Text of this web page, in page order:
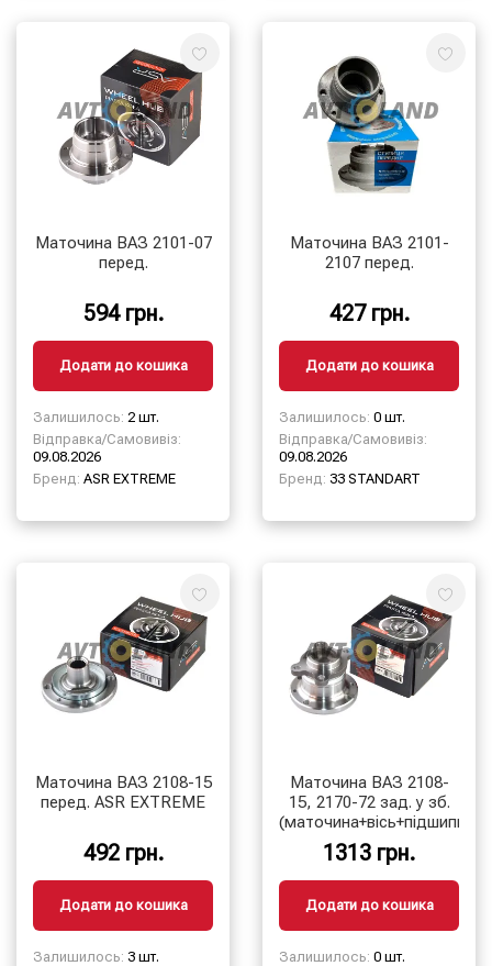
Маточина ВАЗ 2101-07
перед.
594 грн.
Додати до кошика
Залишилось: 2 шт.
Відправка/Самовивіз:
09.08.2026
Бренд: ASR EXTREME
Маточина ВАЗ 2101-
2107 перед.
427 грн.
Додати до кошика
Залишилось: 0 шт.
Відправка/Самовивіз:
09.08.2026
Бренд: 33 STANDART
Маточина ВАЗ 2108-15
перед. ASR EXTREME
492 грн.
Додати до кошика
Залишилось: 3 шт.
Маточина ВАЗ 2108-
15, 2170-72 зад. у зб.
(маточина+вісь+підшипник)
1313 грн.
Додати до кошика
Залишилось: 0 шт.